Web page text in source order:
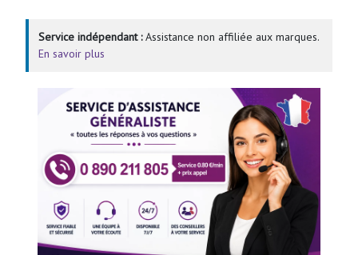
Service indépendant :Assistance non affiliée aux marques.
En savoir plus